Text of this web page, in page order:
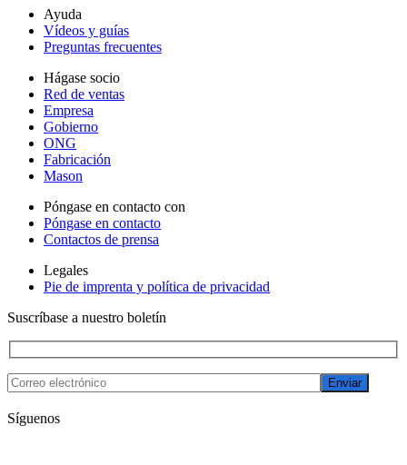
Ayuda
Vídeos y guías
Preguntas frecuentes
Hágase socio
Red de ventas
Empresa
Gobierno
ONG
Fabricación
Mason
Póngase en contacto con
Póngase en contacto
Contactos de prensa
Legales
Pie de imprenta y política de privacidad
Suscríbase a nuestro boletín
Enviar
Síguenos